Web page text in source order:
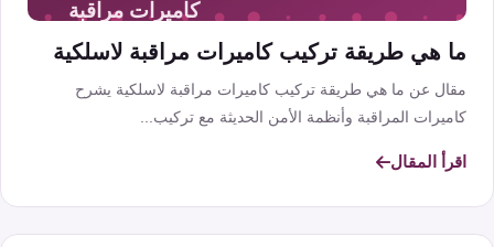
ما هي طريقة تركيب كاميرات مراقبة لاسلكية
مقال عن ما هي طريقة تركيب كاميرات مراقبة لاسلكية يشرح
كاميرات المراقبة وأنظمة الأمن الحديثة مع تركيب...
اقرأ المقال